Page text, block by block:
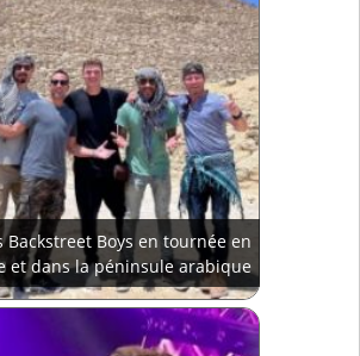
Backstreet Boys en tournée en
et dans la péninsule arabique